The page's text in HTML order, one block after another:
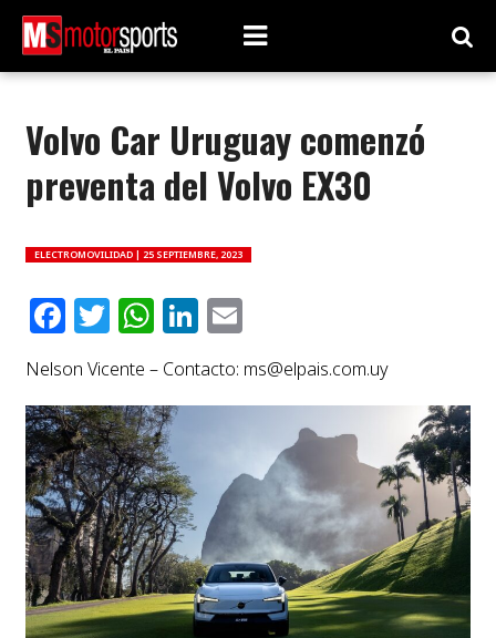
Volvo Car Uruguay comenzó
preventa del Volvo EX30
ELECTROMOVILIDAD | 25 SEPTIEMBRE, 2023
Facebook
Twitter
WhatsApp
LinkedIn
Email
Nelson Vicente – Contacto: ms@elpais.com.uy